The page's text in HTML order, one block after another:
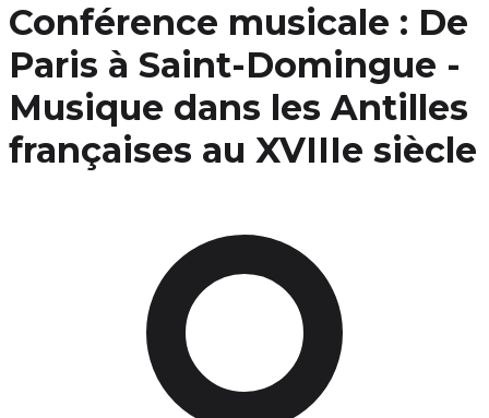
Conférence musicale : De
Paris à Saint-Domingue -
Musique dans les Antilles
françaises au XVIIIe siècle